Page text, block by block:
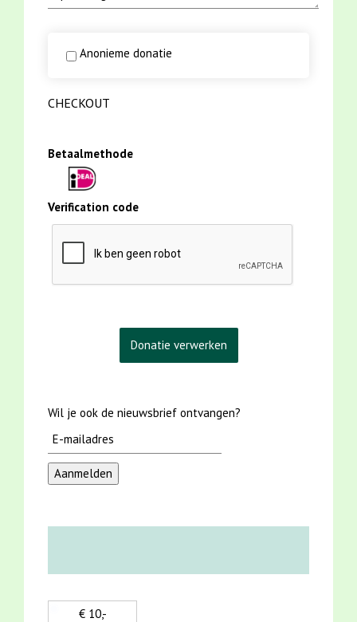
Anonieme donatie
CHECKOUT
Betaalmethode
Verification code
Wil je ook de nieuwsbrief ontvangen?
€ 10,-